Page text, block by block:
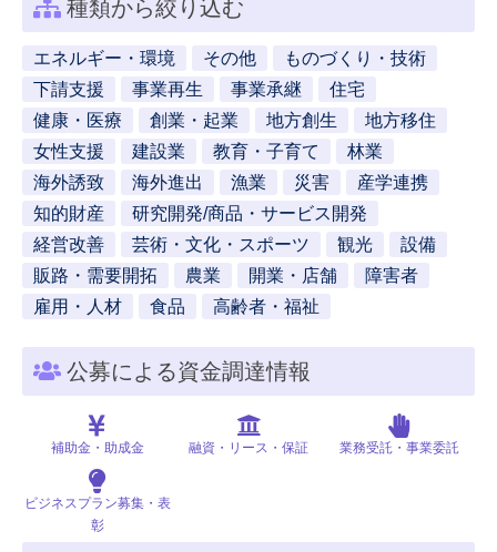
種類から絞り込む
エネルギー・環境 その他
ものづくり・技術
下請支援
事業再生 事業承継
住宅
健康・医療
創業・起業 地方創生
地方移住
女性支援
建設業 教育・子育て
林業
海外誘致
海外進出 漁業 災害
産学連携
知的財産
研究開発/商品・サービス開発
経営改善
芸術・文化・スポーツ 観光
設備
販路・需要開拓
農業 開業・店舗
障害者
雇用・人材
食品 高齢者・福祉
公募による資金調達情報
補助金・助成金 融資・リース・保証 業務受託・事業委託
ビジネスプラン募集・表
彰